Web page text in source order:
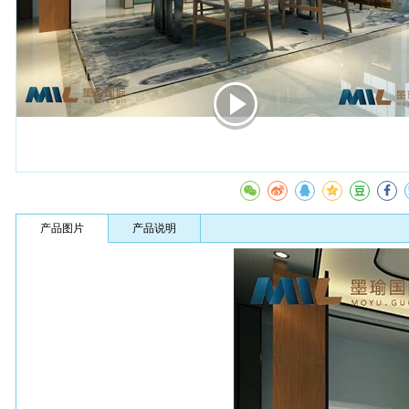
产品图片 产品说明